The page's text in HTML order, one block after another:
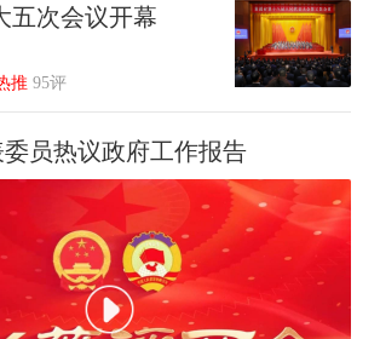
五次会议开幕
推 95评
员热议政府工作报告